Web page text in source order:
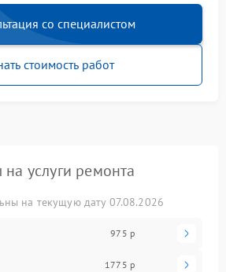
со специалистом
стоимость работ
услуги ремонта
на текущую дату 07.08.2026
975 р
1775 р